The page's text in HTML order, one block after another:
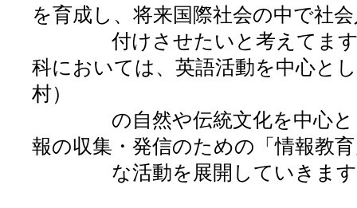
を育成し、将来国際社会の中で社
付けさせたいと考えてます。
科においては、英語活動を中心と
村）
の自然や伝統文化を中心とし
報の収集・発信のための「情報教
な活動を展開していきます